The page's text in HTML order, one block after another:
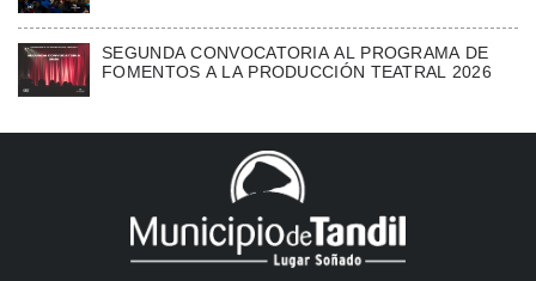
SEGUNDA CONVOCATORIA AL PROGRAMA DE
FOMENTOS A LA PRODUCCIÓN TEATRAL 2026